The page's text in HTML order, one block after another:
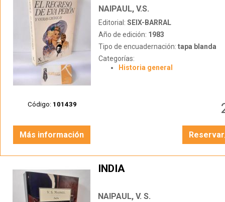
Código: 101439
NAIPAUL, V.S.
Editorial: SEIX-BARRAL
Año de edición: 1983
Tipo de encuadernación: tapa blanda
Categorías:
Historia general
Más información
INDIA
NAIPAUL, V. S.